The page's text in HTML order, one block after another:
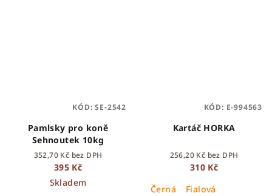
Pamlsky pro koně
Sehnoutek 10kg
352,70 Kč bez DPH
395 Kč
Skladem
KÓD:SE-2542
Kartáč HORKA
256,20 Kč bez DPH
310 Kč
Černá
Fialová
KÓD: E-994563